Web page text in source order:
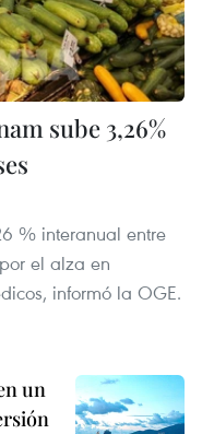
sube 3,26%
% interanual entre
el alza en
informó la OGE.
un